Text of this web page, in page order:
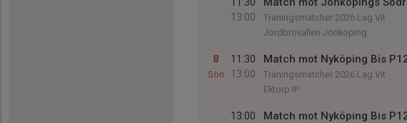
13:00
Träningsmatcher 2026 Lag Vit
Jordbrovallen Jönköping
8
Sön
11:30
13:00
Match mot Nyköping Bis
Träningsmatcher 2026 Lag Vit
Ektorp IP
13:00
Match mot Nyköping Bis